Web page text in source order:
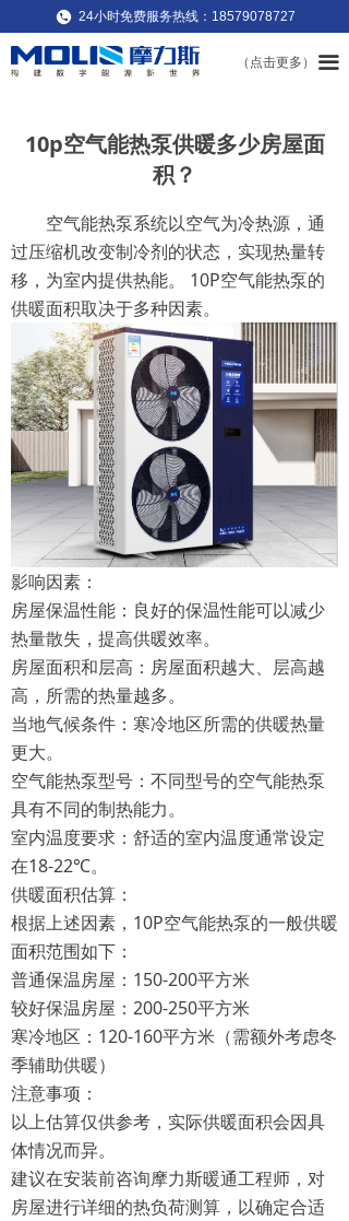
끀
（点击更多）
24小时免费服务热线：18579078727
10p空气能热泵供暖多少房屋面
积？
空气能热泵系统以空气为冷热源，通
过压缩机改变制冷剂的状态，实现热量转
移，为室内提供热能。 10P空气能热泵的
供暖面积取决于多种因素。
影响因素：
房屋保温性能：良好的保温性能可以减少
热量散失，提高供暖效率。
房屋面积和层高：房屋面积越大、层高越
高，所需的热量越多。
当地气候条件：寒冷地区所需的供暖热量
更大。
空气能热泵型号：不同型号的空气能热泵
具有不同的制热能力。
室内温度要求：舒适的室内温度通常设定
在18-22℃。
供暖面积估算：
根据上述因素，10P空气能热泵的一般供暖
面积范围如下：
普通保温房屋：150-200平方米
较好保温房屋：200-250平方米
寒冷地区：120-160平方米（需额外考虑冬
季辅助供暖）
注意事项：
以上估算仅供参考，实际供暖面积会因具
体情况而异。
建议在安装前咨询摩力斯暖通工程师，对
房屋进行详细的热负荷测算，以确定合适